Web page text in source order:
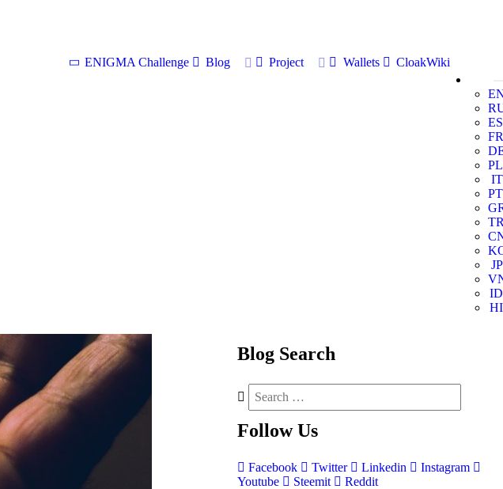
ENIGMA Challenge Blog Project Wallets
CloakWiki
ES
FR
PL
IT
PT
JP
ID
HI
Blog Search
Follow Us
Facebook Twitter Linkedin
Instagram
Youtube
Steemit Reddit